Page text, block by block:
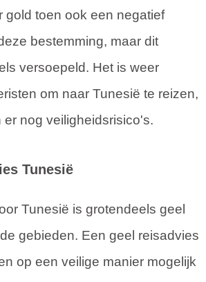
gold toen ook een negatief
bestemming, maar dit
versoepeld. Het is weer
om naar Tunesië te reizen,
er nog veiligheidsrisico's.
Tunesië
Tunesië is grotendeels geel
gebieden. Een geel reisadvies
op een veilige manier mogelijk